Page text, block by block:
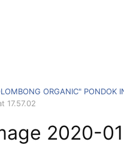
ORGANIC" PONDOK
17.57.02
2020-